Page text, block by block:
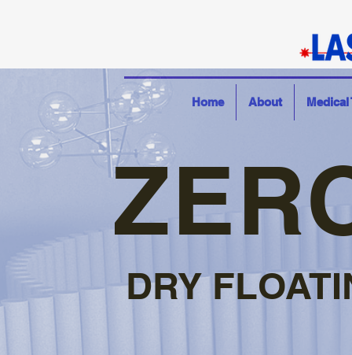
Home About Medical
DRY